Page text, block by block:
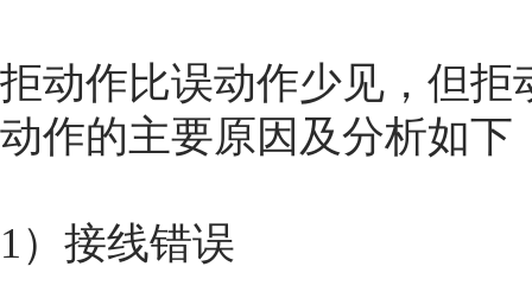
拒动作比误动作少见，但
动作的主要原因及分析如下
1）接线错误